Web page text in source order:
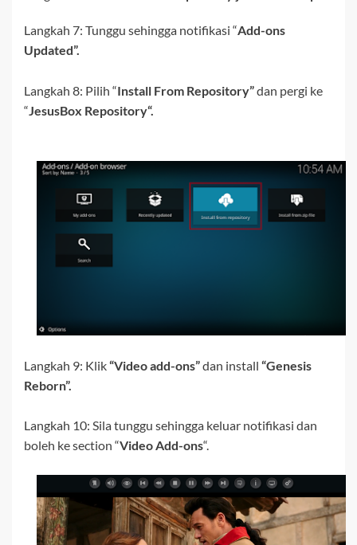
Langkah 7: Tunggu sehingga notifikasi “Add-ons
Updated”.
Langkah 8: Pilih “Install From Repository”dan pergi ke
“JesusBox Repository“.
Langkah 9: Klik“Video add-ons”dan install “Genesis
Reborn”.
Langkah 10: Sila tunggu sehingga keluar notifikasi dan
boleh ke section “Video Add-ons“.